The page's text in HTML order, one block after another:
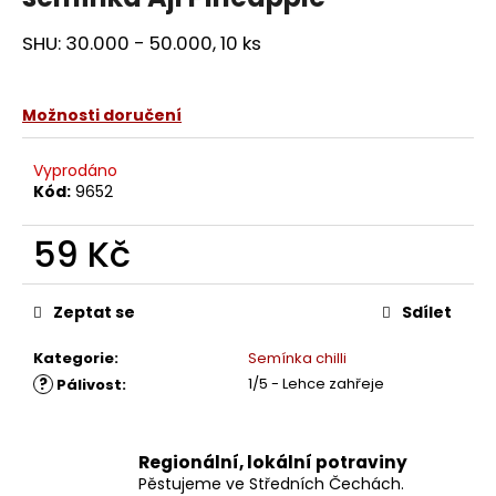
SHU: 30.000 - 50.000, 10 ks
Možnosti doručení
Vyprodáno
Kód: 9652
59 Kč
Měrná
cena:
Kategorie: Semínka chilli
? Pálivost: 1/5 - Lehce zahřeje
Zeptat se Sdílet
Regionální, lokální potraviny
Pěstujeme ve Středních Čechách.